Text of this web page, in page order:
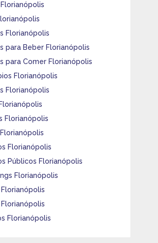
Florianópolis
Florianópolis
para Beber Florianópolis
para Comer Florianópolis
Florianópolis
Florianópolis
Florianópolis
Florianópolis
Públicos Florianópolis
Florianópolis
Florianópolis